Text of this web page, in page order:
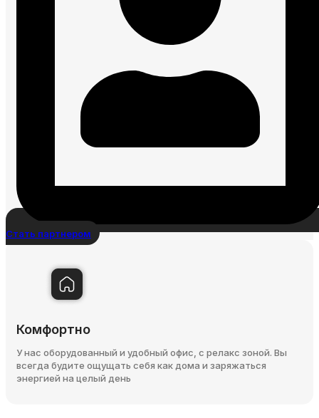
Стать партнером
Комфортно
У нас оборудованный и удобный офис, с релакс зоной. Вы
всегда будите ощущать себя как дома и заряжаться
энергией на целый день